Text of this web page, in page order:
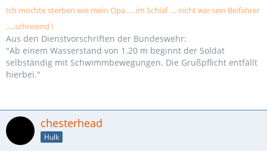
Ich möchte sterben wie mein Opa .... im Schlaf .... nicht wie sein Beifahrer
.....schreiend !
Aus den Dienstvorschriften der Bundeswehr:
"Ab einem Wasserstand von 1.20 m beginnt der Soldat
selbständig mit Schwimmbewegungen. Die Grußpflicht entfällt
hierbei."
chesterhead
Hulk